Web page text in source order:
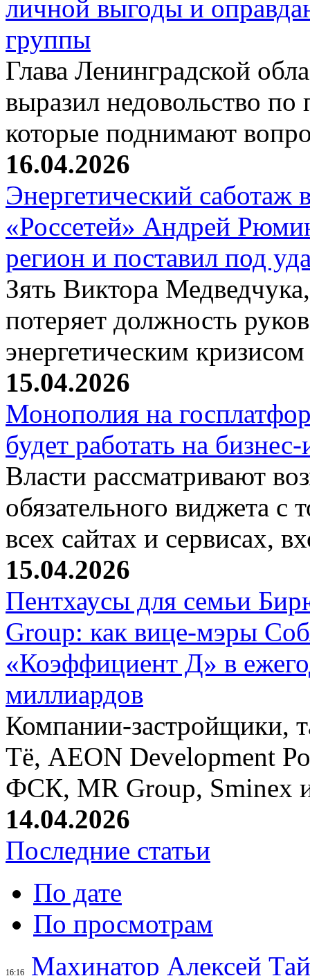
личной выгоды и
группы
Глава Ленинградской
выразил недовольство
которые поднимают
16.04.2026
Энергетический саботаж
«Россетей» Андрей
регион и поставил под
Зять Виктора
потеряет должность
энергетическим
15.04.2026
Монополия на
будет работать на
Власти рассматривают
обязательного виджета с
всех сайтах и сервисах,
15.04.2026
Пентхаусы для семьи
Group: как вице-мэры
«Коэффициент Д» в
миллиардов
Компании-застройщики,
Тё, AEON Development
ФСК, MR Group, Sminex
14.04.2026
Последние статьи
По дате
По просмотрам
16:16 Махинатор Алексей